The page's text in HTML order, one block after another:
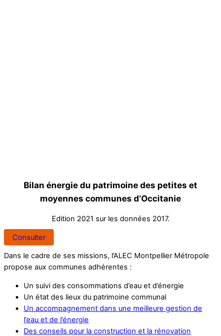
Bilan énergie du patrimoine des petites et
moyennes communes d’Occitanie
Edition 2021 sur les données 2017.
Consulter
Dans le cadre de ses missions, l’ALEC Montpellier Métropole
propose aux communes adhérentes :
Un suivi des consommations d’eau et d’énergie
Un état des lieux du patrimoine communal
Un accompagnement dans une meilleure gestion de
l’eau et de l’énergie
Des conseils pour la construction et la rénovation